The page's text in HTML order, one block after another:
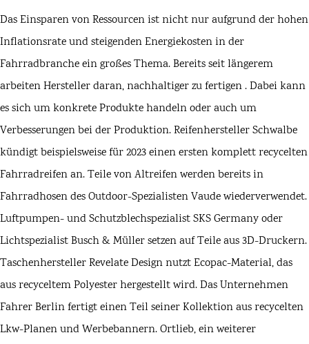
Das Einsparen von Ressourcen ist nicht nur aufgrund der hohen
Inflationsrate und steigenden Energiekosten in der
Fahrradbranche ein großes Thema. Bereits seit längerem
arbeiten Hersteller daran, nachhaltiger zu fertigen . Dabei kann
es sich um konkrete Produkte handeln oder auch um
Verbesserungen bei der Produktion. ReifenherstellerSchwalbe
kündigt beispielsweise für 2023 einen ersten komplettrecycelten
Fahrradreifenan. Teile von Altreifen werden bereits in
Fahrradhosen des Outdoor-SpezialistenVaudewiederverwendet.
Luftpumpen- und SchutzblechspezialistSKS Germanyoder
Lichtspezialist Busch & Müller setzen auf Teile aus 3D-Druckern.
Taschenhersteller Revelate Design nutzt Ecopac-Material, das
aus recyceltem Polyester hergestellt wird. Das Unternehmen
Fahrer Berlinfertigt einen Teil seiner Kollektion aus recycelten
Lkw-Planen und Werbebannern.Ortlieb, ein weiterer